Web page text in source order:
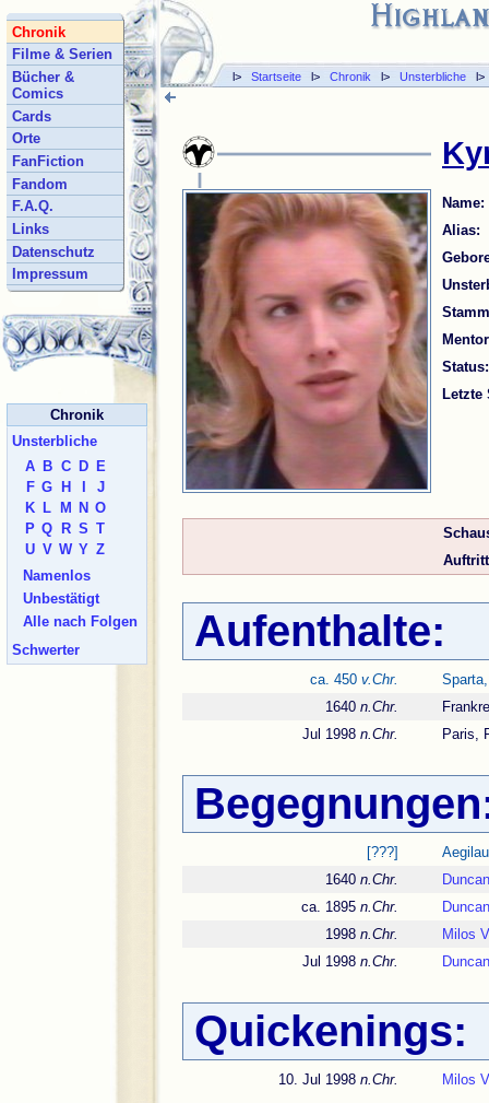
l> Startseite l> Chronik l> Unsterbliche
Name:
Alias:
Status:
Letzte
Aufenthalte:
ca. 450 v.Chr.
1640 n.Chr.
Jul 1998 n.Chr. Paris,
[???]
1640 n.Chr.
ca. 1895 n.Chr.
1998 n.Chr.
Milos
Jul 1998 n.Chr.
Quickenings:
10. Jul 1998 n.Chr. Milos
Chronik
Filme & Serien
Bücher &
Comics
Cards
Orte
FanFiction
Fandom
F.A.Q.
Links
Datenschutz
Impressum
Chronik
Unsterbliche
A B C D E
F G H
J
K L M N O
P Q R S T
U V W Y Z
Namenlos
Unbestätigt
Alle nach Folgen
Schwerter